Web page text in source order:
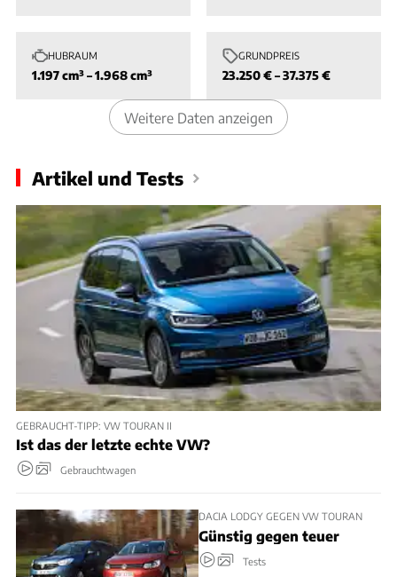
HUBRAUM
1.197 cm³ – 1.968 cm³
GRUNDPREIS
23.250 € – 37.375 €
Weitere Daten anzeigen
Artikel und Tests
GEBRAUCHT-TIPP: VW TOURAN II
Ist das der letzte echte VW?
Gebrauchtwagen
DACIA LODGY GEGEN VW TOURAN
Günstig gegen teuer
Tests